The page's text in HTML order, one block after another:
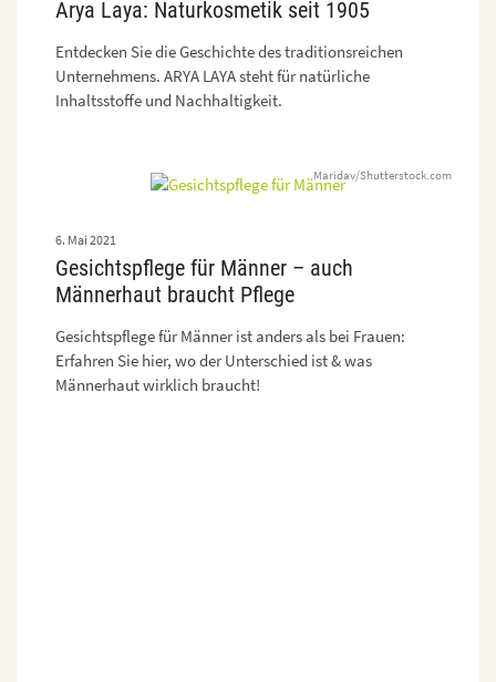
Arya Laya: Naturkosmetik seit 1905
Entdecken Sie die Geschichte des traditionsreichen
Unternehmens. ARYA LAYA steht für natürliche
Inhaltsstoffe und Nachhaltigkeit.
Maridav/Shutterstock.com
Gesichtspflege für Männer – auch
Männerhaut braucht Pflege
6. Mai 2021
Gesichtspflege für Männer ist anders als bei Frauen:
Erfahren Sie hier, wo der Unterschied ist & was
Männerhaut wirklich braucht!